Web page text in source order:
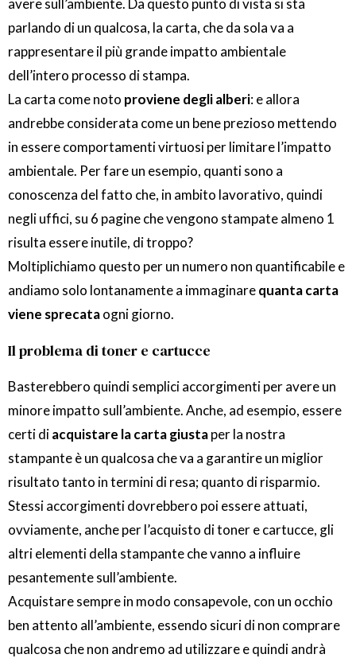
avere sull’ambiente. Da questo punto di vista si sta
parlando di un qualcosa, la carta, che da sola va a
rappresentare il più grande impatto ambientale
dell’intero processo di stampa.
La carta come noto proviene degli alberi: e allora
andrebbe considerata come un bene prezioso mettendo
in essere comportamenti virtuosi per limitare l’impatto
ambientale. Per fare un esempio, quanti sono a
conoscenza del fatto che, in ambito lavorativo, quindi
negli uffici, su 6 pagine che vengono stampate almeno 1
risulta essere inutile, di troppo?
Moltiplichiamo questo per un numero non quantificabile e
andiamo solo lontanamente a immaginarequanta carta
viene sprecataogni giorno.
Il problema di toner e cartucce
Basterebbero quindi semplici accorgimenti per avere un
minore impatto sull’ambiente. Anche, ad esempio, essere
certi diacquistare la carta giustaper la nostra
stampante è un qualcosa che va a garantire un miglior
risultato tanto in termini di resa; quanto di risparmio.
Stessi accorgimenti dovrebbero poi essere attuati,
ovviamente, anche per l’acquisto di toner e cartucce, gli
altri elementi della stampante che vanno a influire
pesantemente sull’ambiente.
Acquistare sempre in modo consapevole, con un occhio
ben attento all’ambiente, essendo sicuri di non comprare
qualcosa che non andremo ad utilizzare e quindi andrà